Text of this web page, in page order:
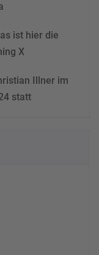
ist hier die
X
Illner im
statt